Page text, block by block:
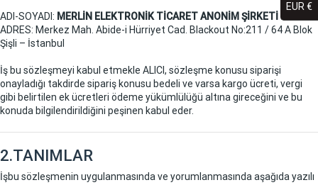
ADI-SOYADI: MERLİN ELEKTRONİK TİCARET ANONİM ŞİRKETİ
ADRES: Merkez Mah. Abide-i Hürriyet Cad. Blackout No:211 / 64 A Blok
Şişli – İstanbul
İş bu sözleşmeyi kabul etmekle ALICI, sözleşme konusu siparişi
onayladığı takdirde sipariş konusu bedeli ve varsa kargo ücreti, vergi
gibi belirtilen ek ücretleri ödeme yükümlülüğü altına gireceğini ve bu
konuda bilgilendirildiğini peşinen kabul eder.
2.TANIMLAR
İşbu sözleşmenin uygulanmasında ve yorumlanmasında aşağıda yazılı
EUR €